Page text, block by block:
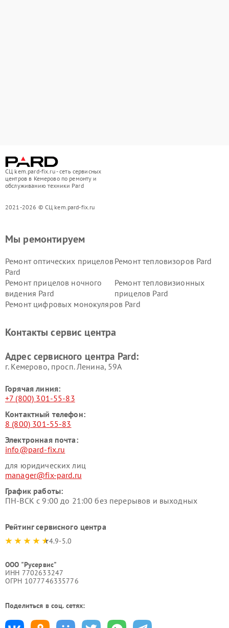
СЦ kem.pard-fix.ru - сеть сервисных
центров в Кемерово по ремонту и
обслуживанию техники Pard
2021-2026 © СЦ kem.pard-fix.ru
Мы ремонтируем
Ремонт оптических прицелов
Pard
Ремонт тепловизоров Pard
Ремонт прицелов ночного
видения Pard
Ремонт тепловизионных
прицелов Pard
Ремонт цифровых монокуляров Pard
Контакты сервис центра
Адрес сервисного центра Pard:
г. Кемерово, просп. Ленина, 59А
Горячая линия:
+7 (800) 301-55-83
Контактный телефон:
8 (800) 301-55-83
Электронная почта:
info@pard-fix.ru
для юридических лиц
manager@fix-pard.ru
График работы:
ПН-ВСК с 9:00 до 21:00 без перерывов и выходных
Рейтинг сервисного центра
4.9-5.0
ООО "Русервис"
ИНН 7702633247
ОГРН 1077746335776
Поделиться в соц. сетях: